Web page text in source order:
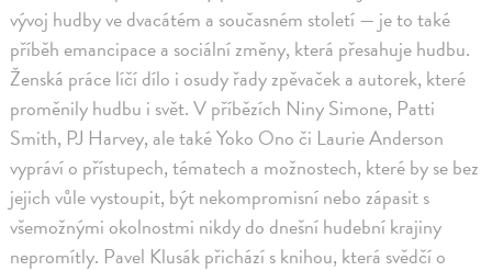
vývoj hudby ve dvacátém a současném století — je to také
příběh emancipace a sociální změny, která přesahuje hudbu.
Ženská práce líčí dílo i osudy řady zpěvaček a autorek, které
proměnily hudbu i svět. V příbězích Niny Simone, Patti
Smith, PJ Harvey, ale také Yoko Ono či Laurie Anderson
vypráví o přístupech, tématech a možnostech, které by se bez
jejich vůle vystoupit, být nekompromisní nebo zápasit s
všemožnými okolnostmi nikdy do dnešní hudební krajiny
nepromítly. Pavel Klusák přichází s knihou, která svědčí o